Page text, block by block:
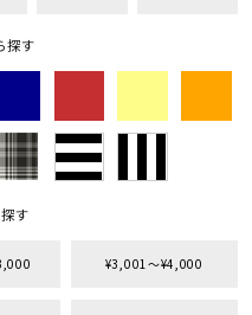
探す
す
¥3,001〜¥4,000